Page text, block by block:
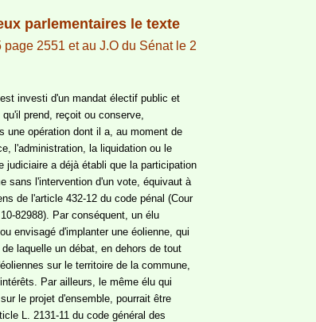
parlementaires le texte
2551 et au J.O du Sénat le 2
investi d'un mandat électif public et
prend, reçoit ou conserve,
une opération dont il a, au moment de
l'administration, la liquidation ou le
judiciaire a déjà établi que la participation
sans l'intervention d'un vote, équivaut à
de l'article 432-12 du code pénal (Cour
82988). Par conséquent, un élu
envisagé d'implanter une éolienne, qui
laquelle un débat, en dehors de tout
sur le territoire de la commune,
Par ailleurs, le même élu qui
le projet d'ensemble, pourrait être
L. 2131-11 du code général des